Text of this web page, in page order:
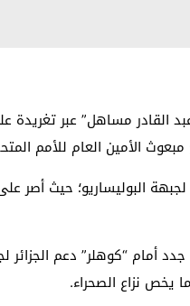
القادر مساهل” عبر
مبعوث الأمين العام للأمم
البوليساريو؛ حيث أصر
أمام “كوهلر” دعم
يخص نزاع الصحراء.